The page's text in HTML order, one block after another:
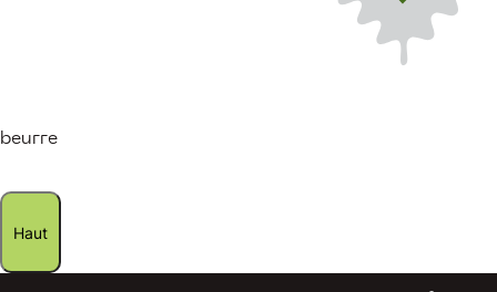
beurre
Haut